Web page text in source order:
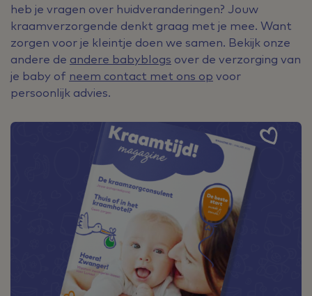
heb je vragen over huidveranderingen? Jouw
kraamverzorgende denkt graag met je mee. Want
zorgen voor je kleintje doen we samen. Bekijk onze
andere de andere babyblogs over de verzorging van
je baby of neem contact met ons op voor
persoonlijk advies.